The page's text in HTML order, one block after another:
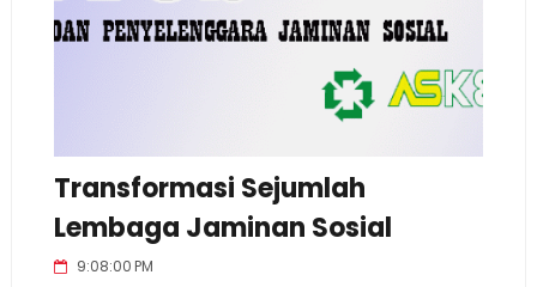
Transformasi Sejumlah
Lembaga Jaminan Sosial
9:08:00 PM